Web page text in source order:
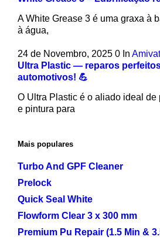
A White Grease 3 é uma graxa à
à água,
24 de Novembro, 2025 0 In
Ultra Plastic — reparos
automotivos! 💪
O Ultra Plastic é o aliado ideal
e pintura para
Mais populares
Turbo And GPF Cleaner
Prelock
Quick Seal White
Flowform Clear 3 x 300 mm
Premium Pu Repair (1.5 Min &